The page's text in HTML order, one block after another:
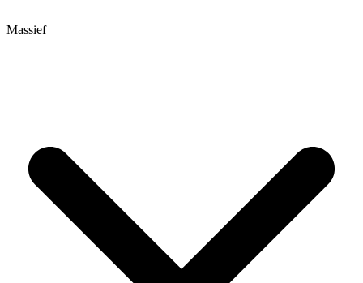
Massief